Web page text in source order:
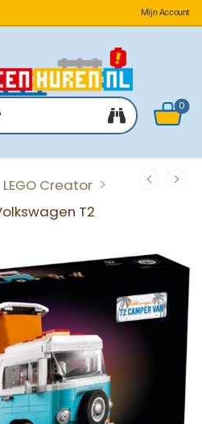
Mijn Account
0
LEGO Creator >
T2